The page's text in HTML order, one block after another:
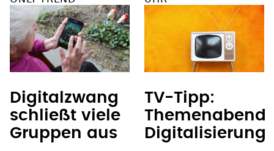
Digitalzwang
schließt viele
Gruppen aus
TV-Tipp:
Themenabend
Digitalisierung